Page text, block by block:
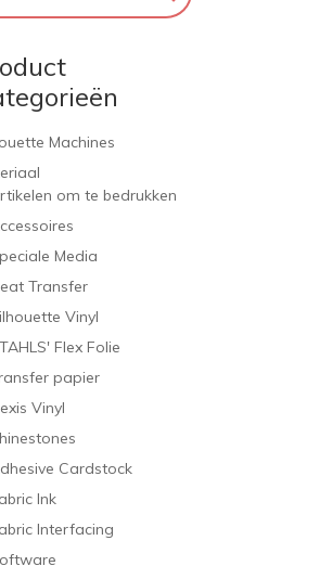
Machines
om te bedrukken
Media
Transfer
Vinyl
Flex Folie
papier
Vinyl
Cardstock
Ink
Interfacing